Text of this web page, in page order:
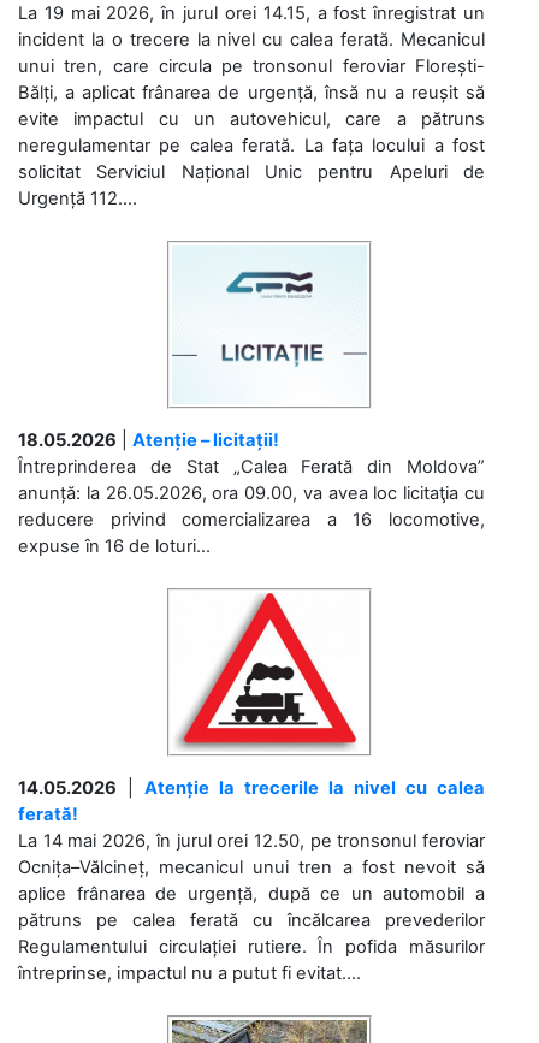
La 19 mai 2026, în jurul orei 14.15, a fost înregistrat un
incident la o trecere la nivel cu calea ferată. Mecanicul
unui tren, care circula pe tronsonul feroviar Florești-
Bălți, a aplicat frânarea de urgență, însă nu a reușit să
evite impactul cu un autovehicul, care a pătruns
neregulamentar pe calea ferată. La fața locului a fost
solicitat Serviciul Național Unic pentru Apeluri de
Urgență 112....
18.05.2026
Atenție – licitații!
Întreprinderea de Stat „Calea Ferată din Moldova”
anunță: la 26.05.2026, ora 09.00, va avea loc licitaţia cu
reducere privind comercializarea a 16 locomotive,
expuse în 16 de loturi...
14.05.2026
Atenție la trecerile la nivel cu calea
ferată!
La 14 mai 2026, în jurul orei 12.50, pe tronsonul feroviar
Ocnița–Vălcineț, mecanicul unui tren a fost nevoit să
aplice frânarea de urgență, după ce un automobil a
pătruns pe calea ferată cu încălcarea prevederilor
Regulamentului circulației rutiere. În pofida măsurilor
întreprinse, impactul nu a putut fi evitat....